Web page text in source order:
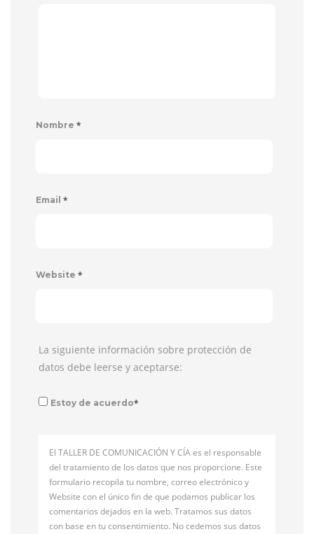
Nombre *
Email *
Website *
La siguiente información sobre protección de
datos debe leerse y aceptarse:
Estoy de acuerdo*
El TALLER DE COMUNICACIÓN Y CÍA es el responsable
del tratamiento de los datos que nos proporcione. Este
formulario recopila tu nombre, correo electrónico y
Website con el único fin de que podamos publicar los
comentarios dejados en la web. Tratamos sus datos
con base en tu consentimiento. No cedemos sus datos